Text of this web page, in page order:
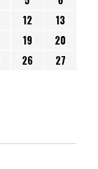
12
13
19
20
26
27